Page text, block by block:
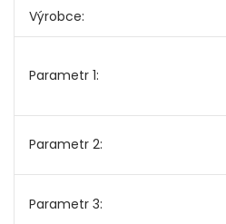
Výrobce:
Parametr 1:
Parametr 2:
Parametr 3: